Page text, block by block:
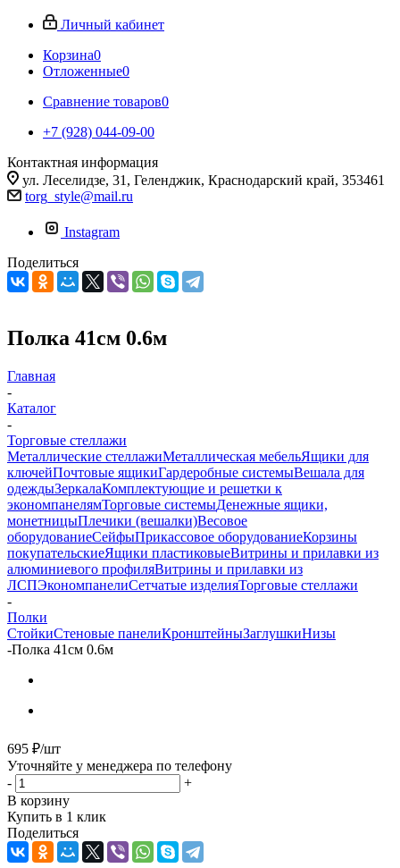
Личный кабинет
Корзина0
Отложенные0
Сравнение товаров0
+7 (928) 044-09-00
Контактная информация
ул. Леселидзе, 31, Геленджик, Краснодарский край, 353461
torg_style@mail.ru
Instagram
Поделиться
Полка 41см 0.6м
Главная
-
Каталог
-
Торговые стеллажи
Металлические стеллажиМеталлическая мебельЯщики для
ключейПочтовые ящикиГардеробные системыВешала для
одеждыЗеркалаКомплектующие и решетки к
экономпанелямТорговые системыДенежные ящики,
монетницыПлечики (вешалки)Весовое
оборудованиеСейфыПрикассовое оборудованиеКорзины
покупательскиеЯщики пластиковыеВитрины и прилавки из
алюминиевого профиляВитрины и прилавки из
ЛСПЭкономпанелиСетчатые изделияТорговые стеллажи
-
Полки
СтойкиСтеновые панелиКронштейныЗаглушкиНизы
-Полка 41см 0.6м
695 ₽/шт
Уточняйте у менеджера по телефону
-
+
В корзину
Купить в 1 клик
Поделиться